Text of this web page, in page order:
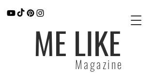
ME LIKE
Magazine